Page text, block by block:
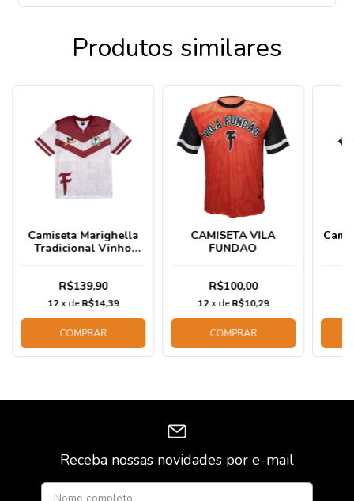
Produtos similares
Camiseta Marighella
Tradicional Vinho
R$139,90
12x deR$14,39
COMPRAR
CAMISETA VILA
FUNDAO
R$100,00
12x deR$10,29
COMPRAR
Receba nossas novidades por e-mail